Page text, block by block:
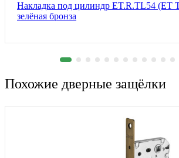
Накладка под цилиндр ET.R.TL54 (ET
зелёная бронза
Похожие дверные защёлки